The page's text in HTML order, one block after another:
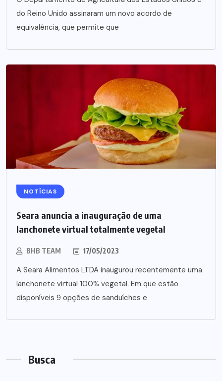
do Reino Unido assinaram um novo acordo de
equivalência, que permite que
NOTÍCIAS
Seara anuncia a inauguração de uma
lanchonete virtual totalmente vegetal
BHB TEAM 17/05/2023
A Seara Alimentos LTDA inaugurou recentemente uma
lanchonete virtual 100% vegetal. Em que estão
disponíveis 9 opções de sanduíches e
Busca